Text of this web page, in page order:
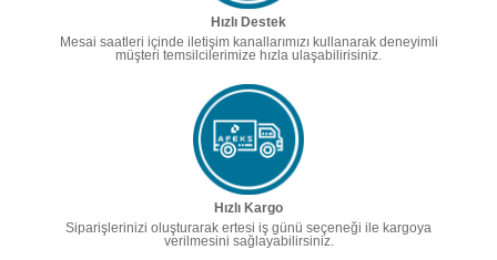
Hızlı Destek
Mesai saatleri içinde iletişim kanallarımızı kullanarak deneyimli
müşteri temsilcilerimize hızla ulaşabilirisiniz.
Hızlı Kargo
Siparişlerinizi oluşturarak ertesi iş günü seçeneği ile kargoya
verilmesini sağlayabilirsiniz.